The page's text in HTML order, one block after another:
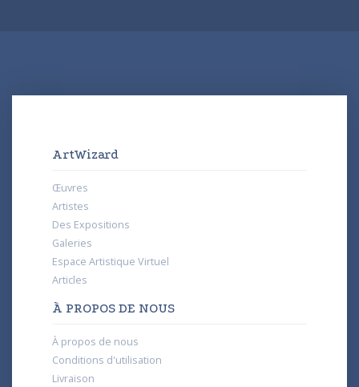
ArtWizard
Œuvres
Artistes
Des Expositions
Galeries
Espace Artistique Virtuel
Articles
À PROPOS DE NOUS
À propos de nous
Conditions d'utilisation
Livraison